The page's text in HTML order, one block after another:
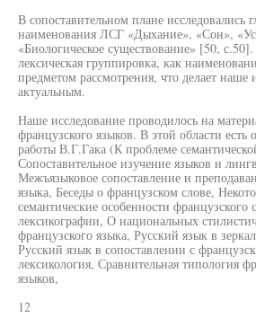
В сопоставительном плане исследовались
наименования ЛСГ «Дыхание», «Сон»,
«Биологическое существование» [50,
лексическая группировка, как
предметом рассмотрения, что делает наше
актуальным.
Наше исследование проводилось на
французского языков. В этой области
работы В.Г.Гака (К проблеме
Сопоставительное изучение языков и
Межъязыковое сопоставление и
языка, Беседы о французском слове,
семантические особенности
лексикографии, О национальных
французского языка, Русский язык в
Русский язык в сопоставлении с
лексикология, Сравнительная типология
языков,
12